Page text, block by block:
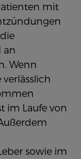
mit
an
Wenn
im Laufe von
sowie im